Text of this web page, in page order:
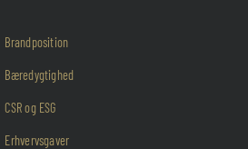
Brandposition
Bæredygtighed
CSR og ESG
Erhvervsgaver